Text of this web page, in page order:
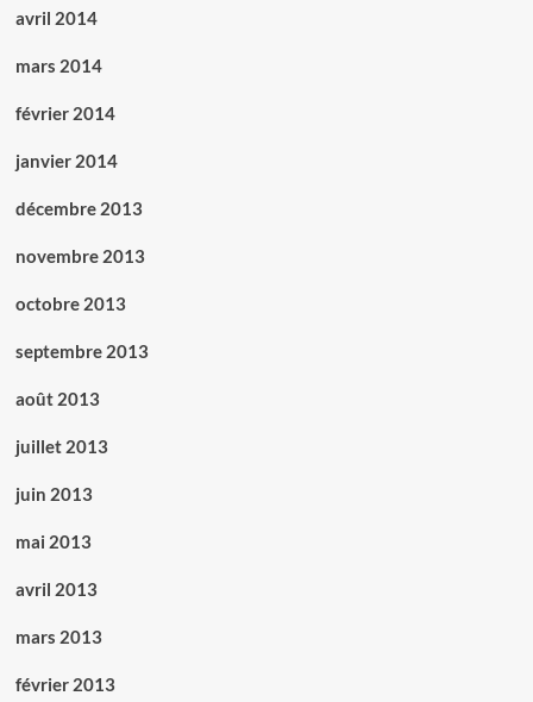
avril 2014
mars 2014
février 2014
janvier 2014
décembre 2013
novembre 2013
octobre 2013
septembre 2013
août 2013
juillet 2013
juin 2013
mai 2013
avril 2013
mars 2013
février 2013